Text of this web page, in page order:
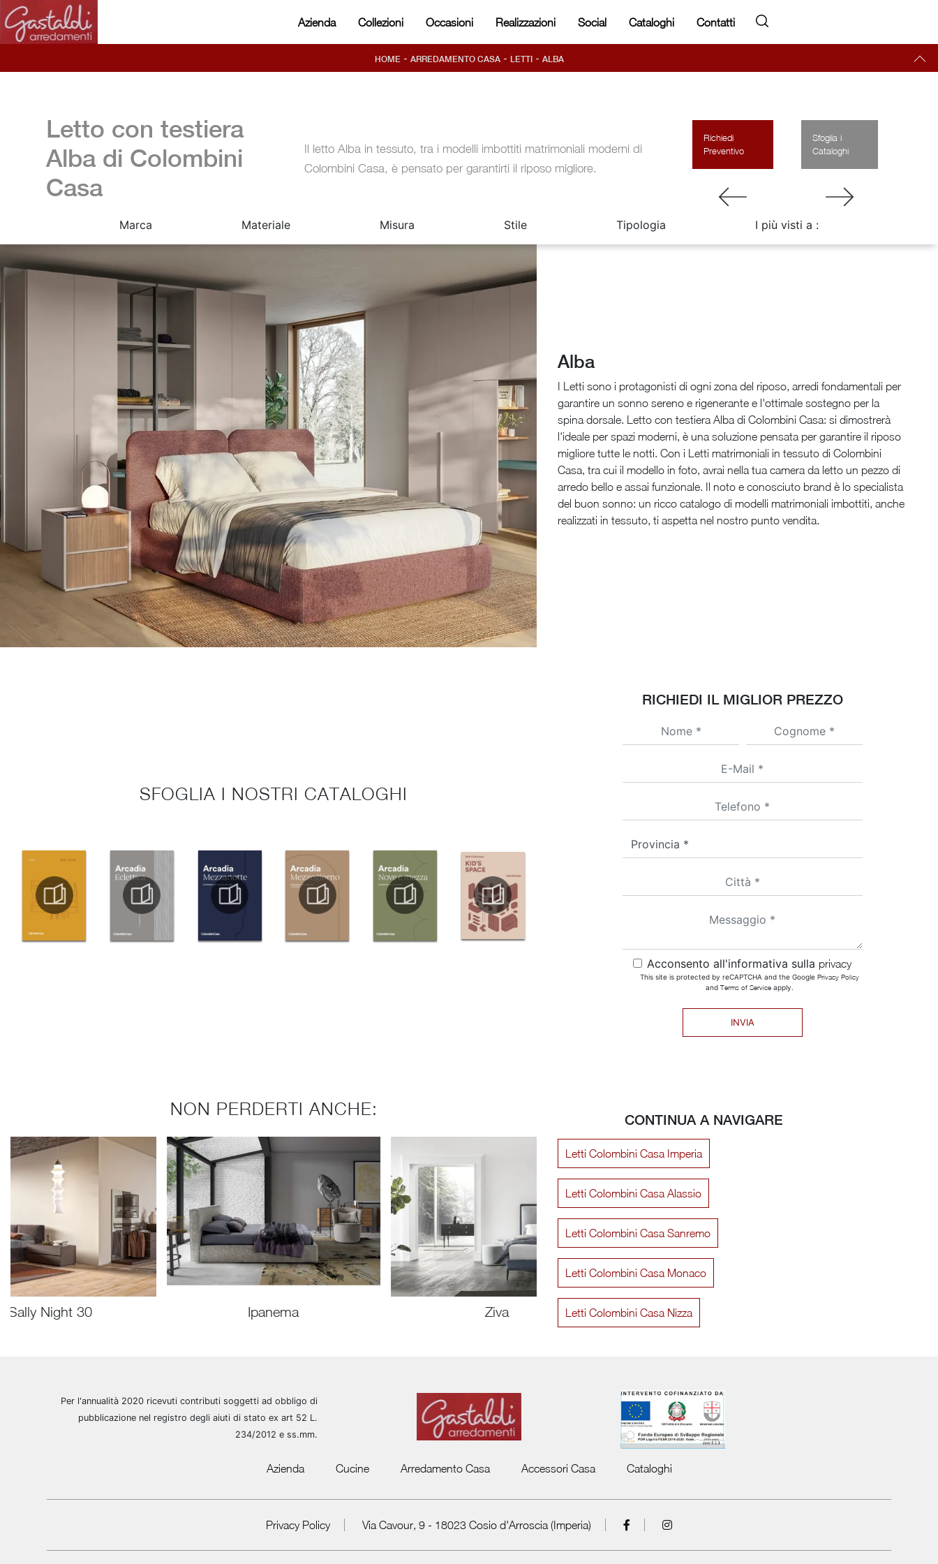
Azienda Collezioni Occasioni Realizzazioni Social Cataloghi Contatti
HOME - ARREDAMENTO CASA- LETTI - ALBA
Letto con testiera
Alba di Colombini
Casa
Il letto Alba in tessuto, tra i modelli imbottiti matrimoniali moderni di
Colombini Casa, è pensato per garantirti il riposo migliore.
Richiedi
Preventivo
Sfoglia i
Cataloghi
Marca Materiale Misura Stile Tipologia I più visti a :
Alba
I Letti sono i protagonisti di ogni zona del riposo, arredi fondamentali per
garantire un sonno sereno e rigenerante e l'ottimale sostegno per la
spina dorsale. Letto con testiera Alba di Colombini Casa: si dimostrerà
l'ideale per spazi moderni, è una soluzione pensata per garantire il riposo
migliore tutte le notti. Con i Letti matrimoniali in tessuto di Colombini
Casa, tra cui il modello in foto, avrai nella tua camera da letto un pezzo di
arredo bello e assai funzionale. Il noto e conosciuto brand è lo specialista
del buon sonno: un ricco catalogo di modelli matrimoniali imbottiti, anche
realizzati in tessuto, ti aspetta nel nostro punto vendita.
SFOGLIA I NOSTRI CATALOGHI
RICHIEDI IL MIGLIOR PREZZO
Acconsento all'informativa sulla privacy
This site is protected by reCAPTCHA and the Google Privacy Policy
and Terms of Serviceapply.
INVIA
NON PERDERTI ANCHE:
Sally Night 30 Ipanema Ziva Turca Gold
CONTINUA A NAVIGARE
Letti Colombini Casa Imperia
Letti Colombini Casa Alassio
Letti Colombini Casa Sanremo
Letti Colombini Casa Monaco
Letti Colombini Casa Nizza
Per l'annualità 2020 ricevuti contributi soggetti ad obbligo di
pubblicazione nel registro degli aiuti di stato ex art 52 L.
234/2012 e ss.mm.
Azienda Cucine Arredamento Casa Accessori Casa Cataloghi
Privacy Policy Via Cavour, 9 - 18023 Cosio d'Arroscia (Imperia)